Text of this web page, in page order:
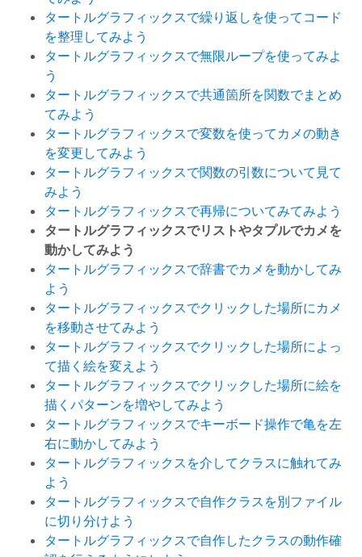
タートルグラフィックスで繰り返しを使ってコード
を整理してみよう
タートルグラフィックスで無限ループを使ってみよ
う
タートルグラフィックスで共通箇所を関数でまとめ
てみよう
タートルグラフィックスで変数を使ってカメの動き
を変更してみよう
タートルグラフィックスで関数の引数について見て
みよう
タートルグラフィックスで再帰についてみてみよう
タートルグラフィックスでリストやタプルでカメを
動かしてみよう
タートルグラフィックスで辞書でカメを動かしてみ
よう
タートルグラフィックスでクリックした場所にカメ
を移動させてみよう
タートルグラフィックスでクリックした場所によっ
て描く絵を変えよう
タートルグラフィックスでクリックした場所に絵を
描くパターンを増やしてみよう
タートルグラフィックスでキーボード操作で亀を左
右に動かしてみよう
タートルグラフィックスを介してクラスに触れてみ
よう
タートルグラフィックスで自作クラスを別ファイル
に切り分けよう
タートルグラフィックスで自作したクラスの動作確